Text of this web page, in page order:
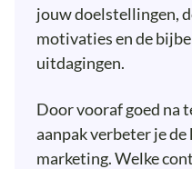
jouw doelstellingen,
motivaties en de
uitdagingen.
Door vooraf goed na
aanpak verbeter je
marketing. Welke